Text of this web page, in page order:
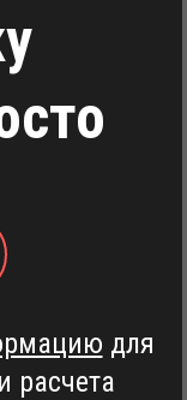
для
расчета